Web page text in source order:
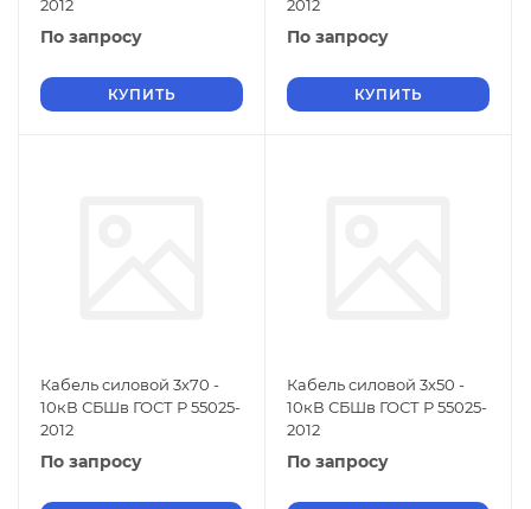
2012
По запросу
КУПИТЬ
2012
По запросу
КУПИТЬ
Кабель силовой 3х70 -
10кВ СБШв ГОСТ Р 55025-
2012
По запросу
Кабель силовой 3х50 -
10кВ СБШв ГОСТ Р 55025-
2012
По запросу